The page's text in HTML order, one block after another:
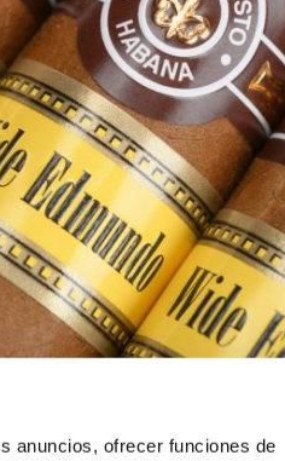
anuncios, ofrecer funciones de